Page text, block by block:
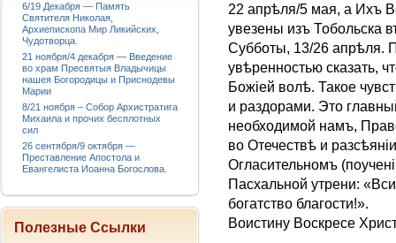
22 апрѣля/5 мая, а Ихъ
увезены изъ Тобольска
Субботы, 13/26 апрѣля.
увѣренностью сказать,
Божіей волѣ. Такое
и раздорами. Это
необходимой намъ,
во Отечествѣ и
Огласительномъ
Пасхальной утрени:
богатство благости!».
Воистину Воскресе
6/19 Декабря — Память
Святителя Николая,
Архиепископа Мир Ликийских,
Чудотворца.
21 ноября/4 декабря — Введение
во храм Пресвятыя Владычицы
нашея Богородицы и Приснодевы
Марии
8/21 ноября – Собор Архистратига
Михаила и прочих бесплотных
сил
26 сентября/9 октября —
Преставление Апостола и
Евангелиста Иоанна Богослова.
Полезные Ссылки